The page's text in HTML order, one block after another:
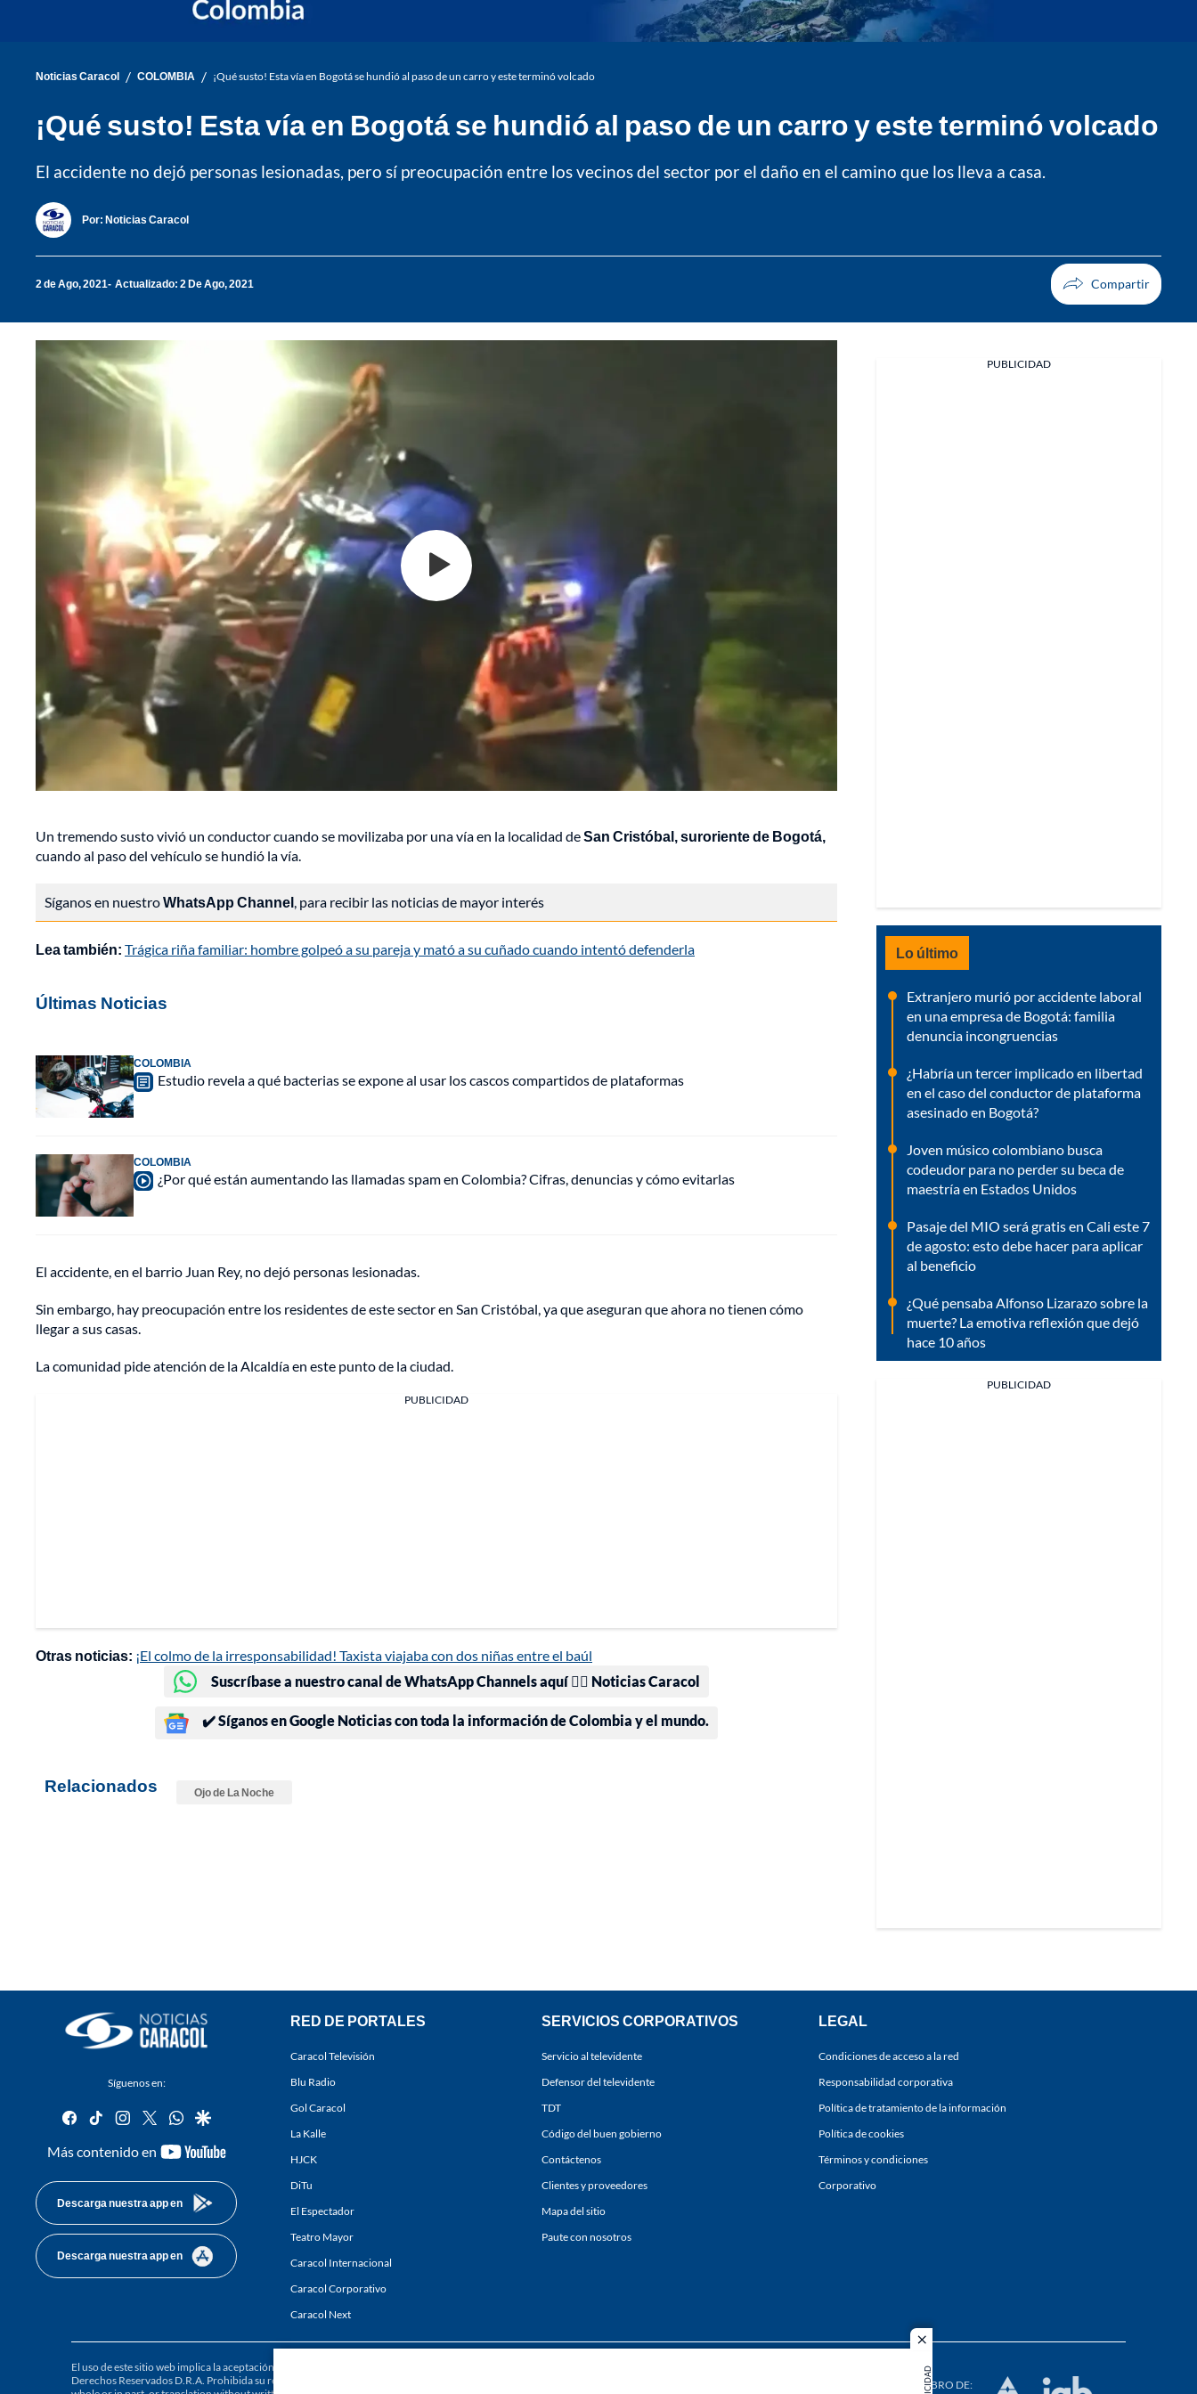
close
Noticias Caracol / COLOMBIA / ¡Qué susto! Esta vía en Bogotá se hundió al paso de un carro y este terminó volcado
¡Qué susto! Esta vía en Bogotá se hundió al paso de un carro y este terminó volcado
El accidente no dejó personas lesionadas, pero sí preocupación entre los vecinos del sector por el daño en el camino que los lleva a casa.
Por: Noticias Caracol
2 de Ago, 2021 Actualizado: 2 De Ago, 2021
Un tremendo susto vivió un conductor cuando se movilizaba por una vía en la localidad deSan Cristóbal, suroriente de Bogotá,
cuando al paso del vehículo se hundió la vía.
Síganos en nuestroWhatsApp Channel, para recibir las noticias de mayor interés
Lea también: Trágica riña familiar: hombre golpeó a su pareja y mató a su cuñado cuando intentó defenderla
Últimas Noticias
COLOMBIA
Estudio revela a qué bacterias se expone al usar los cascos compartidos de plataformas
COLOMBIA
¿Por qué están aumentando las llamadas spam en Colombia? Cifras, denuncias y cómo evitarlas
El accidente, en el barrio Juan Rey, no dejó personas lesionadas.
Sin embargo, hay preocupación entre los residentes de este sector en San Cristóbal, ya que aseguran que ahora no tienen cómo
llegar a sus casas.
La comunidad pide atención de la Alcaldía en este punto de la ciudad.
PUBLICIDAD
Otras noticias: ¡El colmo de la irresponsabilidad! Taxista viajaba con dos niñas entre el baúl
Suscríbase a nuestro canal de WhatsApp Channels aquí 👉🏻 Noticias Caracol
✔️ Síganos en Google Noticias con toda la información de Colombia y el mundo.
Relacionados Ojo de La Noche
PUBLICIDAD
Lo último
Extranjero murió por accidente laboral
en una empresa de Bogotá: familia
denuncia incongruencias
¿Habría un tercer implicado en libertad
en el caso del conductor de plataforma
asesinado en Bogotá?
Joven músico colombiano busca
codeudor para no perder su beca de
maestría en Estados Unidos
Pasaje del MIO será gratis en Cali este 7
de agosto: esto debe hacer para aplicar
al beneficio
¿Qué pensaba Alfonso Lizarazo sobre la
muerte? La emotiva reflexión que dejó
hace 10 años
PUBLICIDAD
Síguenos en:
facebook
tiktok instagram
twitterwhatsapp
google
Más contenido en
youtube-
Descarga nuestra app en
Descarga nuestra app en
RED DE PORTALES
Caracol Televisión
Blu Radio
Gol Caracol
La Kalle
HJCK
DiTu
El Espectador
Teatro Mayor
Caracol Internacional
Caracol Corporativo
Caracol Next
SERVICIOS CORPORATIVOS
Servicio al televidente
Defensor del televidente
TDT
Código del buen gobierno
Contáctenos
Clientes y proveedores
Mapa del sitio
Paute con nosotros
LEGAL
Condiciones de acceso a la red
Responsabilidad corporativa
Política de tratamiento de la información
Política de cookies
Términos y condiciones
Corporativo
El uso de este sitio web implica la aceptación de los
Derechos Reservados D.R.A. Prohibida su reproducción total o parcial, así como su traducción a cualquier idioma sin autorización escrita de su titular. Reproduction in
MIEMBRO DE: